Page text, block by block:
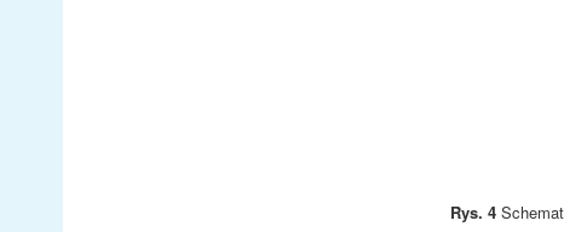
Rys. 4